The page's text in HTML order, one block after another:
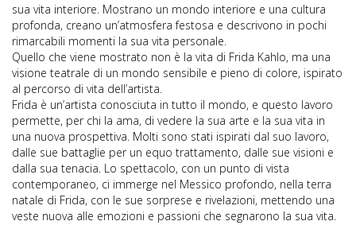
sua vita interiore. Mostrano un mondo interiore e una cultura
profonda, creano un’atmosfera festosa e descrivono in pochi
rimarcabili momenti la sua vita personale.
Quello che viene mostrato non è la vita di Frida Kahlo, ma una
visione teatrale di un mondo sensibile e pieno di colore, ispirato
al percorso di vita dell’artista.
Frida è un’artista conosciuta in tutto il mondo, e questo lavoro
permette, per chi la ama, di vedere la sua arte e la sua vita in
una nuova prospettiva. Molti sono stati ispirati dal suo lavoro,
dalle sue battaglie per un equo trattamento, dalle sue visioni e
dalla sua tenacia. Lo spettacolo, con un punto di vista
contemporaneo, ci immerge nel Messico profondo, nella terra
natale di Frida, con le sue sorprese e rivelazioni, mettendo una
veste nuova alle emozioni e passioni che segnarono la sua vita.